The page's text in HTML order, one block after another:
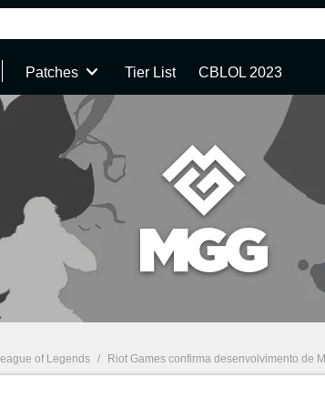
Patches Tier List CBLOL 2023
of Legends / Riot Games confirma desenvolvimento de MMO de League of Legends